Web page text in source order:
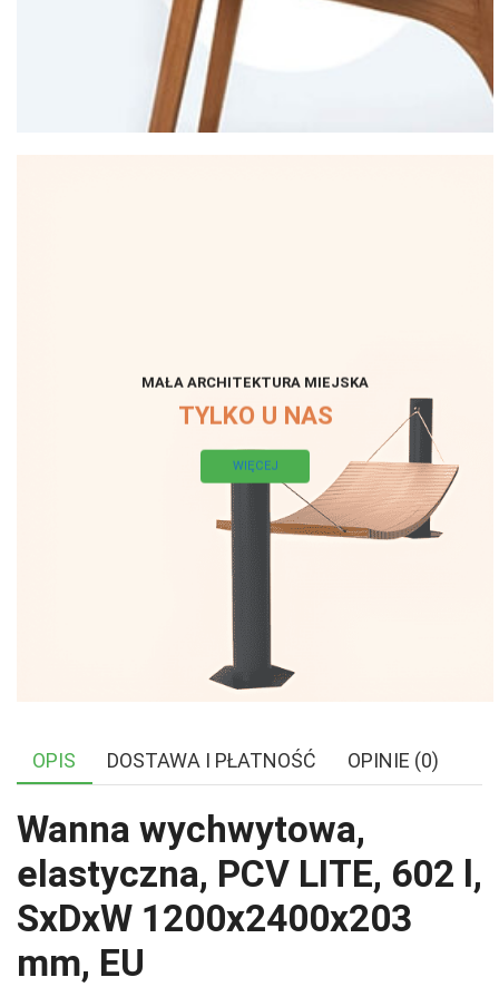
MAŁA ARCHITEKTURA MIEJSKA
TYLKO U NAS
WIĘCEJ
OPIS DOSTAWA I PŁATNOŚĆ OPINIE (0)
Wanna wychwytowa,
elastyczna, PCV LITE, 602 l,
SxDxW 1200x2400x203
mm, EU